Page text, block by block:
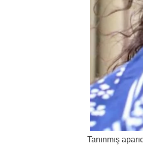
Tanınmış